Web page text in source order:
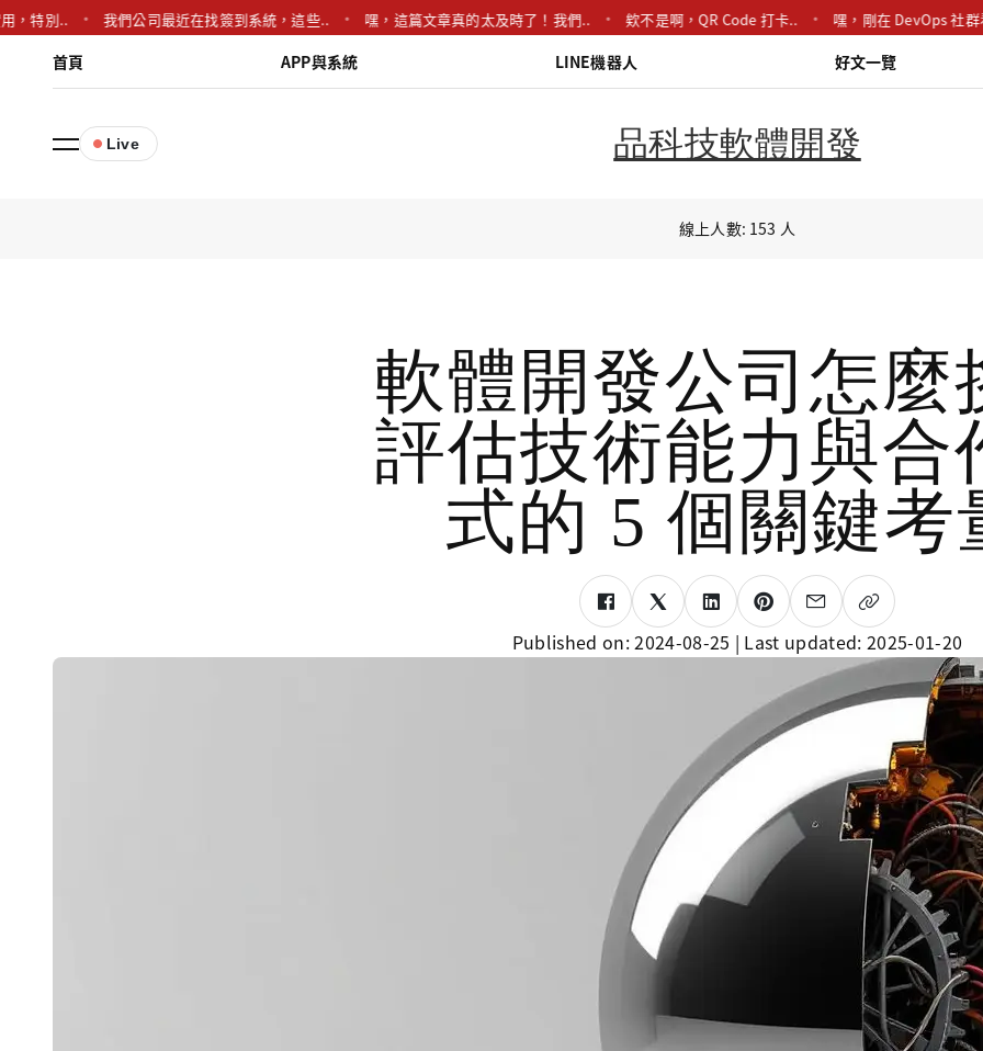
別.. 我們公司最近在找簽到系統，這些.. 嘿，這篇文章真的太及時了！我們.. 欸不是啊，QR Code 打卡.. 嘿，剛在 DevOps 社群看..
首頁 APP與系統 LINE機器人 好文一覽
Live 品科技軟體開發
線上人數: 153 人
軟體開發公司怎麼
評估技術能力與合
式的 5 個關鍵考
Published on:2024-08-25 | Last updated: 2025-01-20